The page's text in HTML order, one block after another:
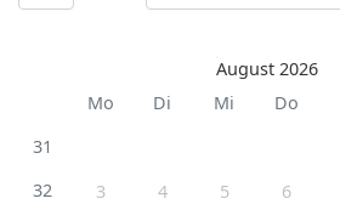
August 2026
Mo
Di Mi Do
31
32
3 4 5 6